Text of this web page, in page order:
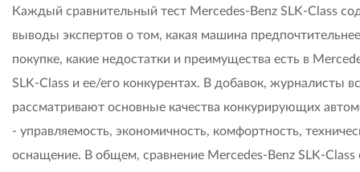
Каждый сравнительный тест Mercedes-Benz SLK-Class
выводы экспертов о том, какая машина
покупке, какие недостатки и преимущества есть в
SLK-Class и ее/его конкурентах. В добавок, журналисты
рассматривают основные качества конкурирующих
- управляемость, экономичность, комфортность,
оснащение. В общем, сравнение Mercedes-Benz SLK-Class